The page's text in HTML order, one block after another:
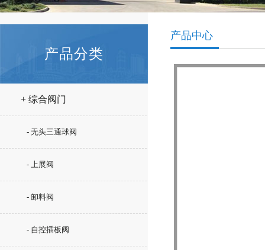
产品分类
+ 综合阀门
- 无头三通球阀
- 上展阀
- 卸料阀
- 自控插板阀
产品中心